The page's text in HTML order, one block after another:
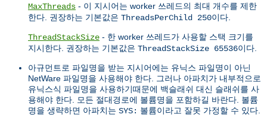
MaxThreads - 이 지시어는 worker 쓰레드의 최대 개수를 제한
한다. 권장하는 기본값은 ThreadsPerChild 250이다.
ThreadStackSize - 한 worker 쓰레드가 사용할 스택 크기를
지시한다. 권장하는 기본값은 ThreadStackSize 65536이다.
아규먼트로 파일명을 받는 지시어에는 유닉스 파일명이 아닌
NetWare 파일명을 사용해야 한다. 그러나 아파치가 내부적으로
유닉스식 파일명을 사용하기때문에 백슬래쉬 대신 슬래쉬를 사
용해야 한다. 모든 절대경로에 볼륨명을 포함하길 바란다. 볼륨
명을 생략하면 아파치는 SYS: 볼륨이라고 잘못 가정할 수 있다.